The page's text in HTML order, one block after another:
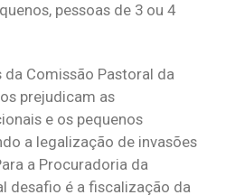
pessoas de 3 ou 4
da Comissão Pastoral da
prejudicam as
e os pequenos
a legalização de invasões
a Procuradoria da
desafio é a fiscalização da